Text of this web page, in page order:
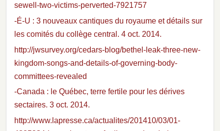
sewell-two-victims-perverted-7921757
-É-U : 3 nouveaux cantiques du royaume et détails sur
les comités du collège central. 4 oct. 2014.
http://jwsurvey.org/cedars-blog/bethel-leak-three-new-
kingdom-songs-and-details-of-governing-body-
committees-revealed
-Canada : le Québec, terre fertile pour les dérives
sectaires. 3 oct. 2014.
http://www.lapresse.ca/actualites/201410/03/01-